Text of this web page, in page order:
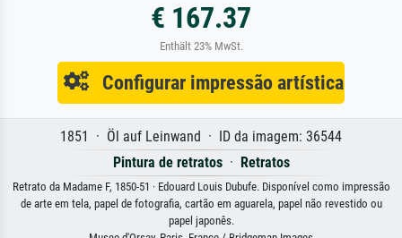
€ 167.37
Enthält 23% MwSt.
Configurar impressão artística
1851 · Öl auf Leinwand · ID da imagem: 36544
Pintura de retratos· Retratos
Retrato da Madame F, 1850-51 · Edouard Louis Dubufe. Disponível como impressão
de arte em tela, papel de fotografia, cartão em aguarela, papel não revestido ou
papel japonês.